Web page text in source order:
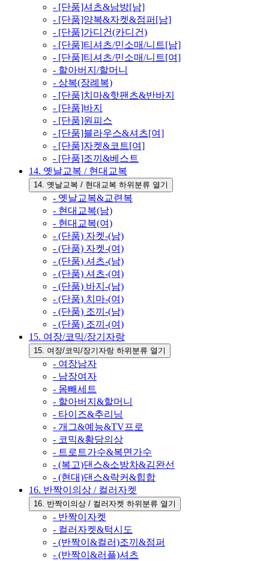
- [단품]셔츠&남방[남]
- [단품]양복&자켓&점퍼[남]
- [단품]가디건(카디건)
- [단품]티셔츠/민소매/니트[남]
- [단품]티셔츠/민소매/니트[여]
- 할아버지/할머니
- 상복(장례복)
- [단품]치마&핫팬츠&반바지
- [단품]바지
- [단품]원피스
- [단품]블라우스&셔츠[여]
- [단품]자켓&코트[여]
- [단품]조끼&베스트
14. 옛날교복 / 현대교복
14. 옛날교복 / 현대교복 하위분류 열기
- 옛날교복&교련복
- 현대교복(남)
- 현대교복(여)
- (단품) 자켓-(남)
- (단품) 자켓-(여)
- (단품) 셔츠-(남)
- (단품) 셔츠-(여)
- (단품) 바지-(남)
- (단품) 치마-(여)
- (단품) 조끼-(남)
- (단품) 조끼-(여)
15. 여장/코믹/장기자랑
15. 여장/코믹/장기자랑 하위분류 열기
- 여장남자
- 남장여자
- 몸빼세트
- 할아버지&할머니
- 타이즈&추리닝
- 개그&예능&TV프로
- 코믹&황당의상
- 트로트가수&복면가수
- (복고)댄스&소방차&김완선
- (현대)댄스&락커&힙합
16. 반짝이의상 / 컬러자켓
16. 반짝이의상 / 컬러자켓 하위분류 열기
- 반짝이자켓
- 컬러자켓&턱시도
- (반짝이&컬러)조끼&점퍼
- (반짝이&러플)셔츠